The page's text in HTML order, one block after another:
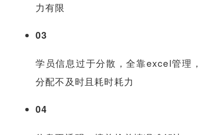
力有限
03
学员信息过于分散，全靠excel管理，
分配不及时且耗时耗力
04